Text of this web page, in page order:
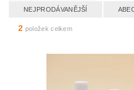
NEJPRODÁVANĚJŠÍ
2 položek celkem